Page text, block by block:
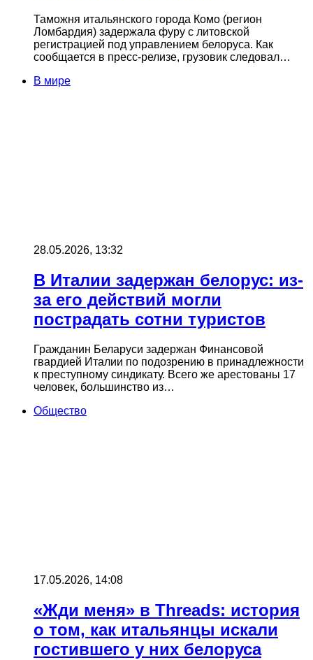
Таможня итальянского города Комо (регион
Ломбардия) задержала фуру с литовской
регистрацией под управлением белоруса. Как
сообщается в пресс-релизе, грузовик следовал…
В мире
28.05.2026, 13:32
В Италии задержан белорус: из-
за его действий могли
пострадать сотни туристов
Гражданин Беларуси задержан Финансовой
гвардией Италии по подозрению в принадлежности
к преступному синдикату. Всего же арестованы 17
человек, большинство из…
Общество
17.05.2026, 14:08
«Жди меня» в Threads: история
о том, как итальянцы искали
гостившего у них белоруса